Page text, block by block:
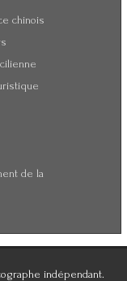
chinois
de la
indépendant.